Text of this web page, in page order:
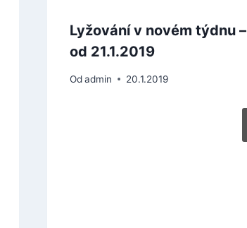
Lyžování v novém týdnu –
od 21.1.2019
Od admin 20.1.2019